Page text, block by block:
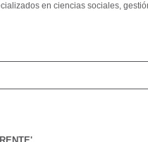
en ciencias sociales,